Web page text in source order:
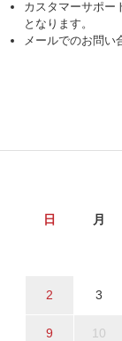
カスタマーサポー
となります。
メールでのお問い
日 月
2 3
9 10